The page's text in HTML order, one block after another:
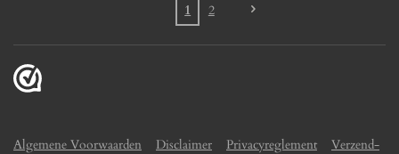
1 2
Algemene Voorwaarden Disclaimer Privacyreglement
Verzend-